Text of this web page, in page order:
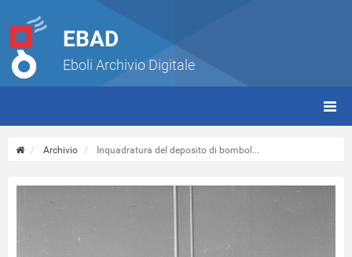
EBAD
Eboli Archivio Digitale
Archivio Inquadratura del deposito di bombol...